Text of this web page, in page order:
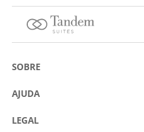
SOBRE
Sobre a Eurostars Hotel Company
Concursos
AJUDA
Contactar
LEGAL